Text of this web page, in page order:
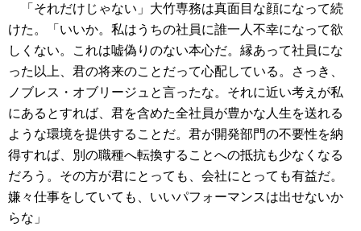
「それだけじゃない」大竹専務は真面目な顔になって続
けた。「いいか。私はうちの社員に誰一人不幸になって欲
しくない。これは嘘偽りのない本心だ。縁あって社員にな
った以上、君の将来のことだって心配している。さっき、
ノブレス・オブリージュと言ったな。それに近い考えが私
にあるとすれば、君を含めた全社員が豊かな人生を送れる
ような環境を提供することだ。君が開発部門の不要性を納
得すれば、別の職種へ転換することへの抵抗も少なくなる
だろう。その方が君にとっても、会社にとっても有益だ。
嫌々仕事をしていても、いいパフォーマンスは出せないか
らな」